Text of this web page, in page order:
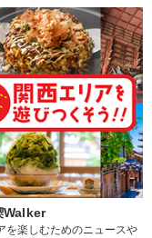
Walker
を楽しむためのニュースや